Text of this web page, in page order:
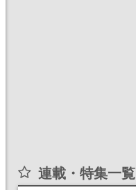
連載・特集一覧